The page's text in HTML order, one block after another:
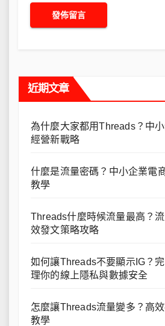
近期文章
為什麼大家都用Threads？中
經營新戰略
什麼是流量密碼？中小企業電
教學
Threads什麼時候流量最高？
效發文策略攻略
如何讓Threads不要顯示IG？
理你的線上隱私與數據安全
怎麼讓Threads流量變多？高
教學